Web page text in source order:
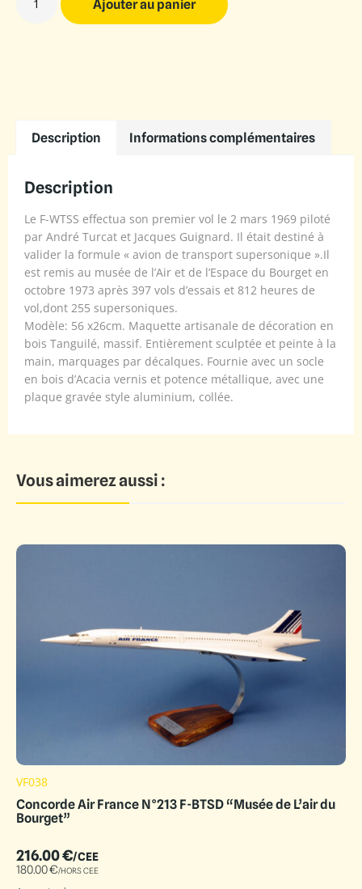
Ajouter au panier
Description Informations complémentaires
Description
Le F-WTSS effectua son premier vol le 2 mars 1969 piloté
par André Turcat et Jacques Guignard. Il était destiné à
valider la formule « avion de transport supersonique ».Il
est remis au musée de l’Air et de l’Espace du Bourget en
octobre 1973 après 397 vols d’essais et 812 heures de
vol,dont 255 supersoniques.
Modèle: 56 x26cm. Maquette artisanale de décoration en
bois Tanguilé, massif. Entièrement sculptée et peinte à la
main, marquages par décalques. Fournie avec un socle
en bois d’Acacia vernis et potence métallique, avec une
plaque gravée style aluminium, collée.
Vous aimerez aussi :
VF038
Concorde Air France N°213 F-BTSD “Musée de L’air du
Bourget”
216.00€/CEE
180.00€/HORS CEE